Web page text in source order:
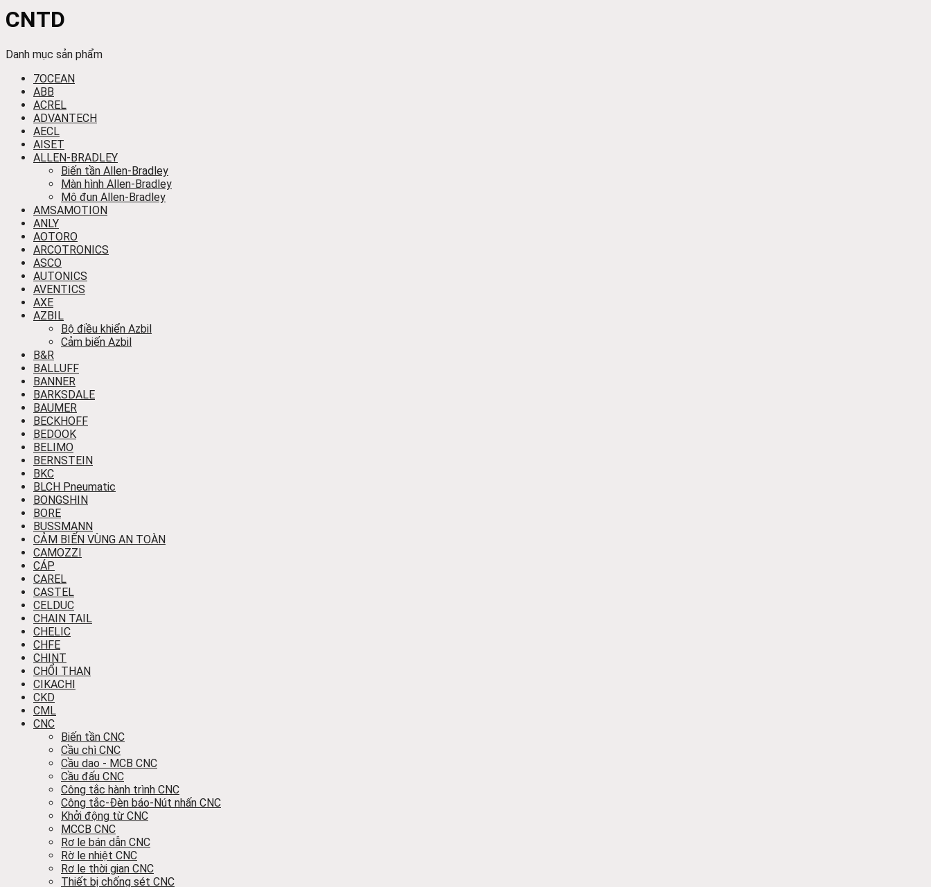
CNTD
Danh mục sản phẩm
7OCEAN
ABB
ACREL
ADVANTECH
AECL
AISET
ALLEN-BRADLEY
Biến tần Allen-Bradley
Màn hình Allen-Bradley
Mô đun Allen-Bradley
AMSAMOTION
ANLY
AOTORO
ARCOTRONICS
ASCO
AUTONICS
AVENTICS
AXE
AZBIL
Bộ điều khiển Azbil
Cảm biến Azbil
B&R
BALLUFF
BANNER
BARKSDALE
BAUMER
BECKHOFF
BEDOOK
BELIMO
BERNSTEIN
BKC
BLCH Pneumatic
BONGSHIN
BORE
BUSSMANN
CẢM BIẾN VÙNG AN TOÀN
CAMOZZI
CÁP
CAREL
CASTEL
CELDUC
CHAIN TAIL
CHELIC
CHFE
CHINT
CHỔI THAN
CIKACHI
CKD
CML
CNC
Biến tần CNC
Cầu chì CNC
Cầu dao - MCB CNC
Cầu đấu CNC
Công tắc hành trình CNC
Công tắc-Đèn báo-Nút nhấn CNC
Khởi động từ CNC
MCCB CNC
Rơ le bán dẫn CNC
Rờ le nhiệt CNC
Rơ le thời gian CNC
Thiết bị chống sét CNC